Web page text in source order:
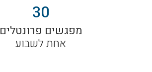
30
מפגשים פרונטלים
אחת לשבוע